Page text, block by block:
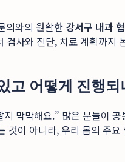
의와의 원활한 강서구 내과
사와 진단, 치료 계획까
고 어떻게 진행되
막막해요.” 많은 분들이
것이 아니라, 우리 몸의 주